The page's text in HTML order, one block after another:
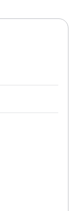
기
에 대해 알아
알아보기
사항을 실행 취